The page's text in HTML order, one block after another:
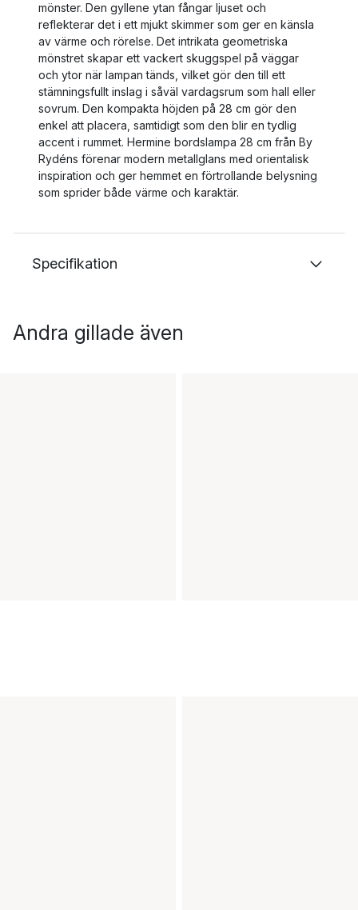
mönster. Den gyllene ytan fångar ljuset och
reflekterar det i ett mjukt skimmer som ger en känsla
av värme och rörelse. Det intrikata geometriska
mönstret skapar ett vackert skuggspel på väggar
och ytor när lampan tänds, vilket gör den till ett
stämningsfullt inslag i såväl vardagsrum som hall eller
sovrum. Den kompakta höjden på 28 cm gör den
enkel att placera, samtidigt som den blir en tydlig
accent i rummet. Hermine bordslampa 28 cm från By
Rydéns förenar modern metallglans med orientalisk
inspiration och ger hemmet en förtrollande belysning
som sprider både värme och karaktär.
Specifikation
Andra gillade även